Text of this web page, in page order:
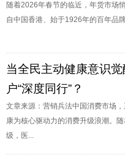
随着2026年春节的临近，年货市场
自中国香港、始于1926年的百年品
当全民主动健康意识
户“深度同行”？
文章来源：营销兵法中国消费市场
康为核心驱动力的消费升级浪潮。
级，医...